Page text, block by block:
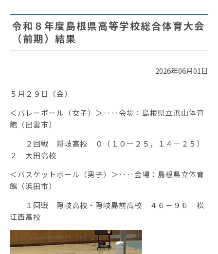
令和８年度島根県高等学校総合体育大会
（前期）結果
2026年06月01日
５月２９日（金）
＜バレーボール（女子）＞‥‥会場：島根県立浜山体育
館（出雲市）
２回戦 隠岐高校 ０（１０ー２５，１４－２５）
２ 大田高校
＜バスケットボール（男子）＞‥‥会場：島根県立体育
館（浜田市）
１回戦 隠岐高校・隠岐島前高校 ４６－９６ 松
江西高校